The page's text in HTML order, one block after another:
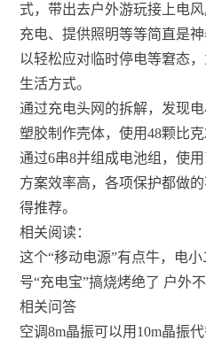
式，带出去户外游玩接上电
充电、提供照明等等简直是
以轻松应对临时停电等窘态
生活方式。
通过充电头网的拆解，发现
塑胶制作壳体，使用48颗比
通过6串8并组成电池组，使
方案效率高，各项保护都做
得推荐。
相关阅读：
这个“移动电源”有点牛，电
号“充电宝”搞烧烤绝了 户外
相关问答
空调8m晶振可以用10m晶振